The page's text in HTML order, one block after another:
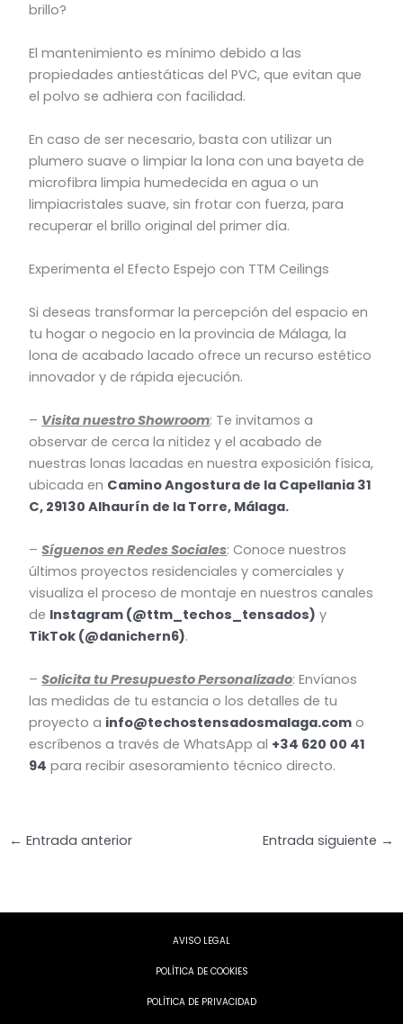
brillo?
El mantenimiento es mínimo debido a las
propiedades antiestáticas del PVC, que evitan que
el polvo se adhiera con facilidad.
En caso de ser necesario, basta con utilizar un
plumero suave o limpiar la lona con una bayeta de
microfibra limpia humedecida en agua o un
limpiacristales suave, sin frotar con fuerza, para
recuperar el brillo original del primer día.
Experimenta el Efecto Espejo con TTM Ceilings
Si deseas transformar la percepción del espacio en
tu hogar o negocio en la provincia de Málaga, la
lona de acabado lacado ofrece un recurso estético
innovador y de rápida ejecución.
– Visita nuestro Showroom: Te invitamos a
observar de cerca la nitidez y el acabado de
nuestras lonas lacadas en nuestra exposición física,
ubicada en Camino Angostura de la Capellania 31
C, 29130 Alhaurín de la Torre, Málaga.
–Síguenos en Redes Sociales: Conoce nuestros
últimos proyectos residenciales y comerciales y
visualiza el proceso de montaje en nuestros canales
de Instagram (@ttm_techos_tensados) y
TikTok (@danichern6).
–Solicita tu Presupuesto Personalizado: Envíanos
las medidas de tu estancia o los detalles de tu
proyecto a info@techostensadosmalaga.com o
escríbenos a través de WhatsApp al +34 620 00 41
94 para recibir asesoramiento técnico directo.
← Entrada anterior Entrada siguiente →
AVISO LEGAL
POLÍTICA DE COOKIES
POLÍTICA DE PRIVACIDAD